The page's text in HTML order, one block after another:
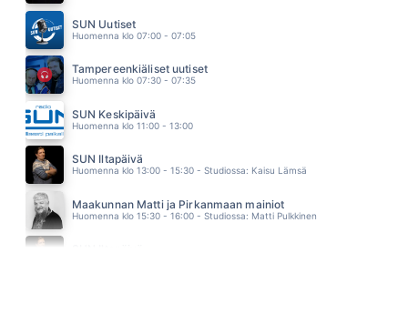
SAMU HABER
10.46
SUN Uutiset
Huomenna klo 07:00 - 07:05
Tampereenkiäliset uutiset
Huomenna klo 07:30 - 07:35
SUN Keskipäivä
Huomenna klo 11:00 - 13:00
SUN Iltapäivä
Huomenna klo 13:00 - 15:30 - Studiossa: Kaisu Lämsä
Maakunnan Matti ja Pirkanmaan mainiot
Huomenna klo 15:30 - 16:00 - Studiossa: Matti Pulkkinen